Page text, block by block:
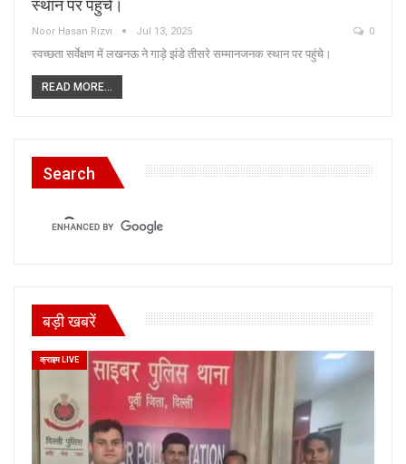
स्थान पर पहुंचे।
Noor Hasan Rizvi Jul 13, 2025 0
स्वच्छता सर्वेक्षण में लखनऊ ने गाड़े झंडे तीसरे सम्मानजनक स्थान पर पहुंचे।
READ MORE...
Search
बड़ी खबरें
क्राइम LIVE